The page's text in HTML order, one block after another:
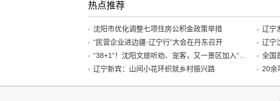
热点推荐
沈阳市优化调整七项住房公积金政策举措
辽宁
“民营企业进边疆·辽宁行”大会在丹东召开
辽宁
辽宁新宾：山间小花环织就乡村振兴路
20余